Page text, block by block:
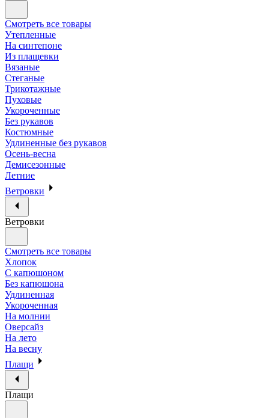
Смотреть все товары
Утепленные
На синтепоне
Из плащевки
Вязаные
Стеганые
Трикотажные
Пуховые
Укороченные
Без рукавов
Костюмные
Удлиненные без рукавов
Осень-весна
Демисезонные
Летние
Ветровки
Ветровки
Смотреть все товары
Хлопок
С капюшоном
Без капюшона
Удлиненная
Укороченная
На молнии
Оверсайз
На лето
На весну
Плащи
Плащи